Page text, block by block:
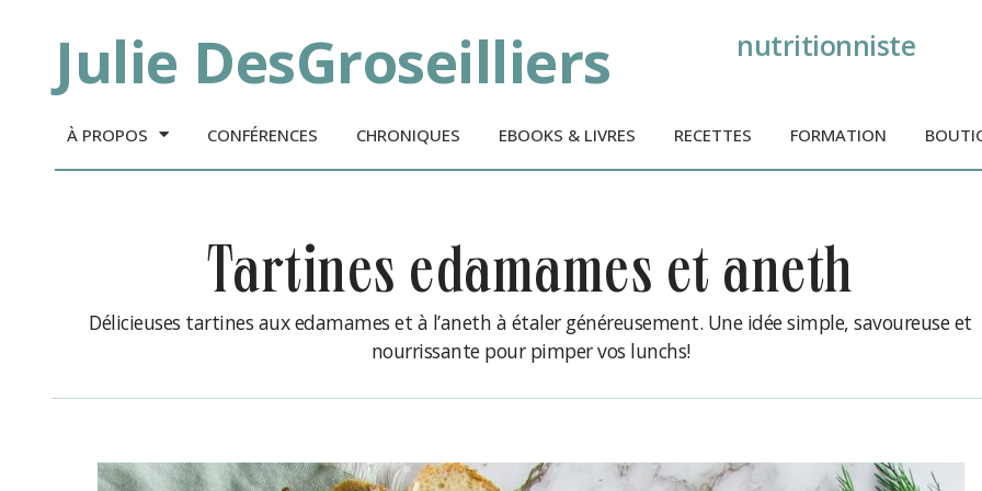
Julie DesGroseilliers nutritionniste
À PROPOS CONFÉRENCES CHRONIQUES EBOOKS & LIVRES RECETTES FORMATION
tartines edamames et aneth
Délicieuses tartines aux edamames et à l’aneth à étaler généreusement. Une idée simple, savoureuse et
nourrissante pour pimper vos lunchs!